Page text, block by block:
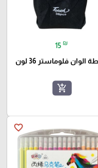
15 ₪
الوان فلوماستر 36 لون
add_shopping_cart
favorite_border